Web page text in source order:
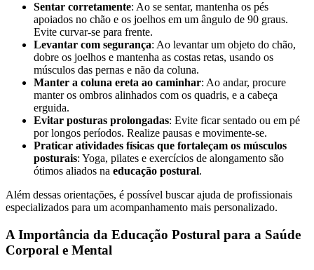
Sentar corretamente: Ao se sentar, mantenha os pés
apoiados no chão e os joelhos em um ângulo de 90 graus.
Evite curvar-se para frente.
Levantar com segurança: Ao levantar um objeto do chão,
dobre os joelhos e mantenha as costas retas, usando os
músculos das pernas e não da coluna.
Manter a coluna ereta ao caminhar: Ao andar, procure
manter os ombros alinhados com os quadris, e a cabeça
erguida.
Evitar posturas prolongadas: Evite ficar sentado ou em pé
por longos períodos. Realize pausas e movimente-se.
Praticar atividades físicas que fortaleçam os músculos
posturais: Yoga, pilates e exercícios de alongamento são
ótimos aliados na educação postural.
Além dessas orientações, é possível buscar ajuda de profissionais
especializados para um acompanhamento mais personalizado.
A Importância da Educação Postural para a Saúde
Corporal e Mental